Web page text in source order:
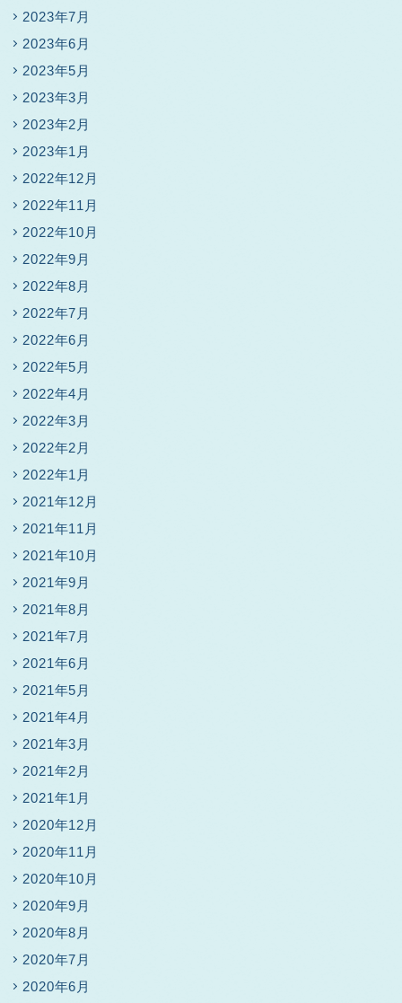
2023年7月
2023年6月
2023年5月
2023年3月
2023年2月
2023年1月
2022年12月
2022年11月
2022年10月
2022年9月
2022年8月
2022年7月
2022年6月
2022年5月
2022年4月
2022年3月
2022年2月
2022年1月
2021年12月
2021年11月
2021年10月
2021年9月
2021年8月
2021年7月
2021年6月
2021年5月
2021年4月
2021年3月
2021年2月
2021年1月
2020年12月
2020年11月
2020年10月
2020年9月
2020年8月
2020年7月
2020年6月